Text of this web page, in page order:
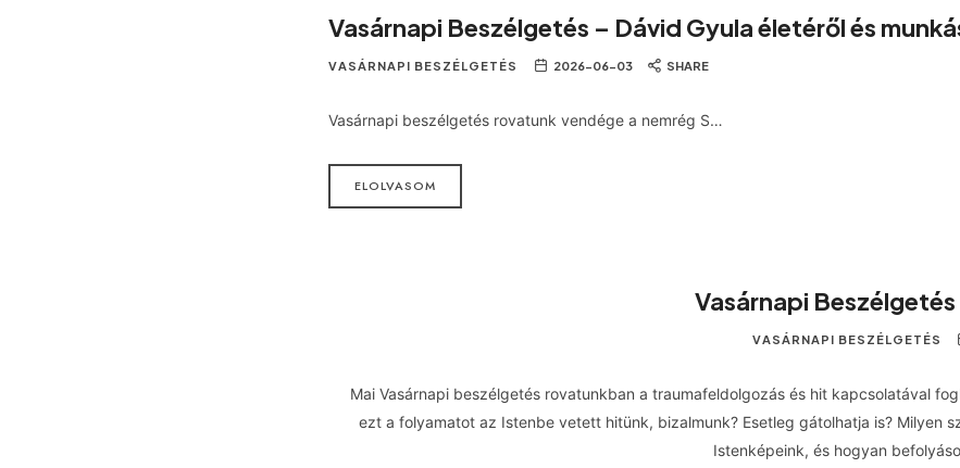
Vasárnapi Beszélgetés – Dávid Gyula életéről és
VASÁRNAPI BESZÉLGETÉS 2026-06-03 SHARE
Vasárnapi beszélgetés rovatunk vendége a nemrég S…
ELOLVASOM
Vasárnapi
VASÁRNAPI BESZÉLGETÉS
Mai Vasárnapi beszélgetés rovatunkban a traumafeldolgozás és hit kapcsolatával
ezt a folyamatot az Istenbe vetett hitünk, bizalmunk? Esetleg gátolhatja is? Milyen
Istenképeink, és hogyan